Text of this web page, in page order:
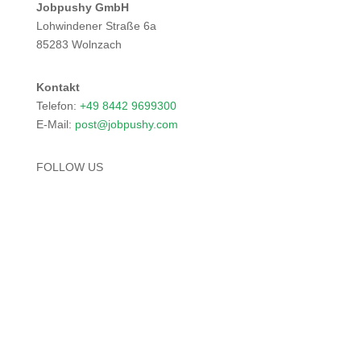
Jobpushy GmbH
Lohwindener Straße 6a
85283 Wolnzach
Kontakt
Telefon: +49 8442 9699300
E-Mail: post@jobpushy.com
FOLLOW US